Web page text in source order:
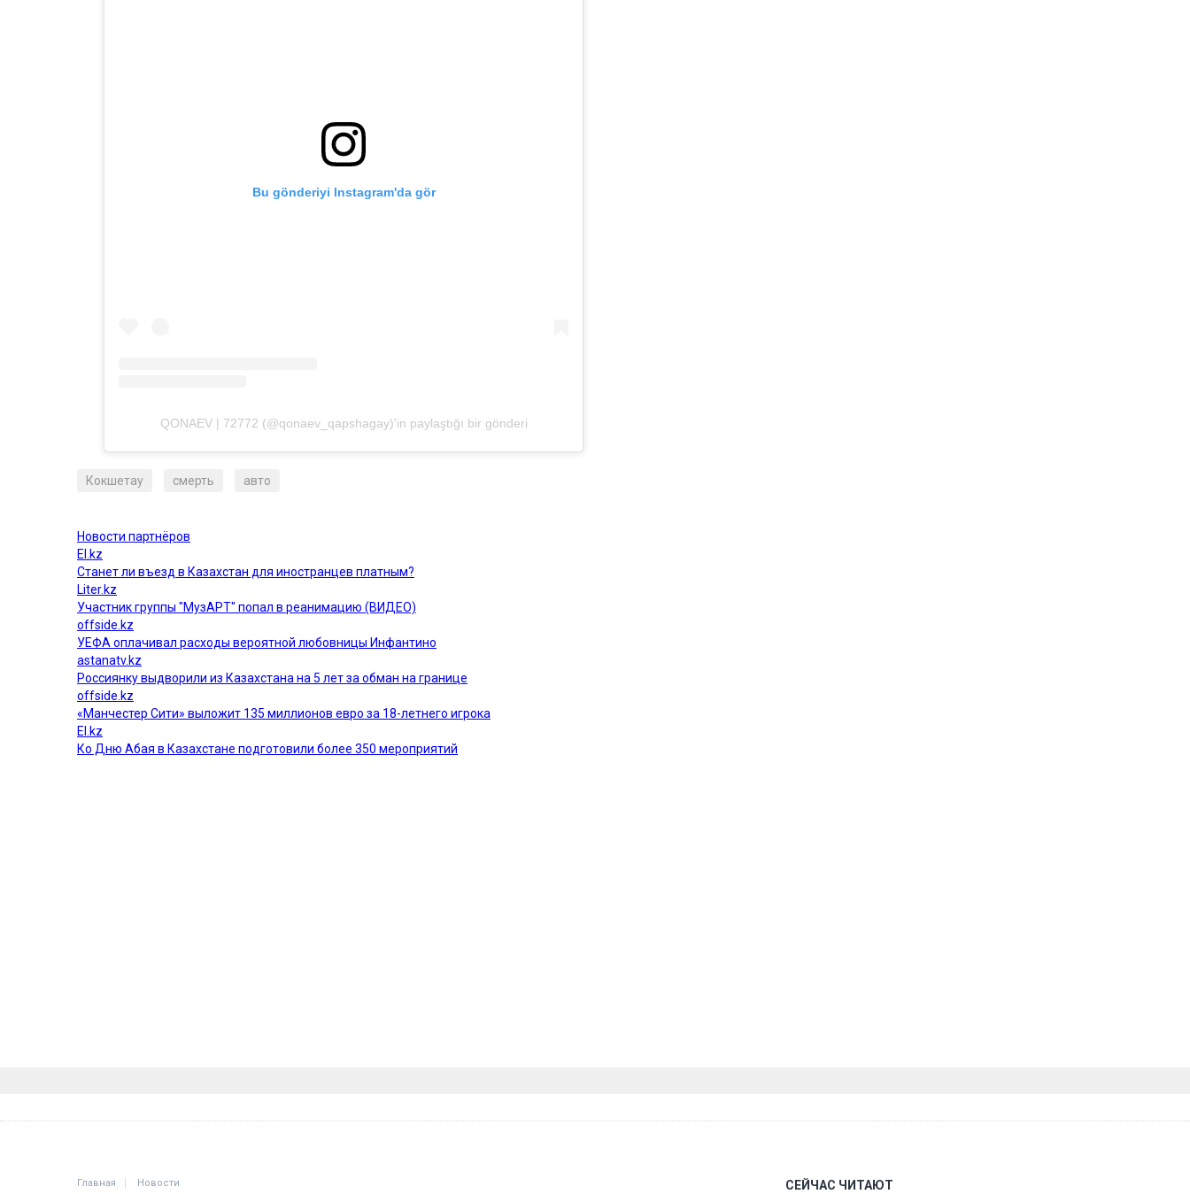
Bu gönderiyi Instagram'da gör
QONAEV | 72772 (@qonaev_qapshagay)'in paylaştığı bir gönderi
Кокшетау смерть авто
Главная Новости СЕЙЧАС ЧИТАЮТ